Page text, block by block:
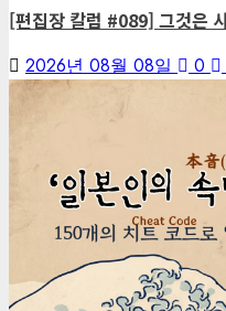
[편집장 칼럼 #089] 그것은
2026년 08월 08일 0